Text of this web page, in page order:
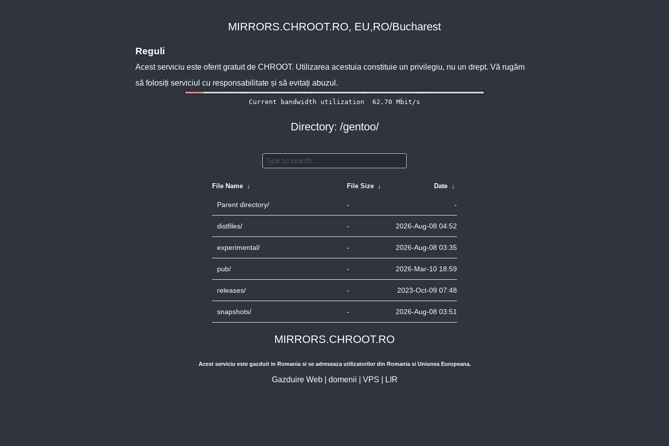
MIRRORS.CHROOT.RO, EU,RO/Bucharest
Reguli
Acest serviciu este oferit gratuit de CHROOT. Utilizarea acestuia constituie un privilegiu, nu un drept. Vă rugăm
să folosiți serviciul cu responsabilitate și să evitați abuzul.
Directory: /gentoo/
File Name ↓ File Size ↓ Date ↓
Parent directory/ - -
distfiles/ - 2026-Aug-08 04:52
experimental/ - 2026-Aug-08 03:35
pub/ - 2026-Mar-10 18:59
releases/ - 2023-Oct-09 07:48
snapshots/ - 2026-Aug-08 03:51
MIRRORS.CHROOT.RO
Acest serviciu este gazduit in Romania si se adreseaza utilizatorilor din Romania si Uniunea Europeana.
Gazduire Web| domenii VPS LIR